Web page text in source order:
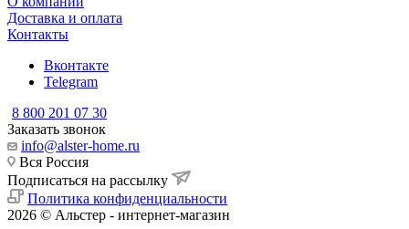
Доставка и оплата
Контакты
Вконтакте
Telegram
8 800 201 07 30
Заказать звонок
info@alster-home.ru
Вся Россия
Подписаться на рассылку
Политика конфиденциальности
2026 © Альстер - интернет-магазин